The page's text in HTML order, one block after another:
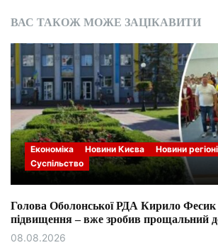
ВАС ТАКОЖ МОЖЕ ЗАЦІКАВИТИ
Економіка Новини Києва Новини
Суспільство
Голова Оболонської РДА Кирило Фесик
підвищення – вже зробив прощальний
08.08.2026